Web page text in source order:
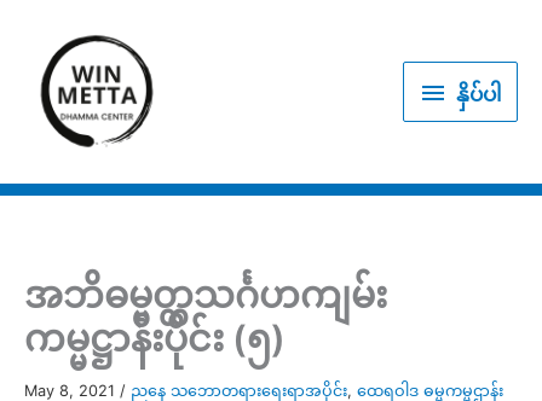
content
နှိပ် နှိပ်ပါ
အဘိဓမ္မတ္ထသင်္ဂဟကျမ်း
ကမ္မဋ္ဌာန်းပိုင်း (၅)
May 8, 2021 / ညနေ သဘောတရားရေးရာအပိုင်း, ထေရဝါဒ ဓမ္မကမ္မဌာန်း